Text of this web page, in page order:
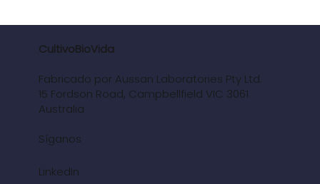
CultivoBioVida
Fabricado por Aussan Laboratories Pty Ltd.
15 Fordson Road, Campbellfield VIC 3061
Australia
Síganos
LinkedIn